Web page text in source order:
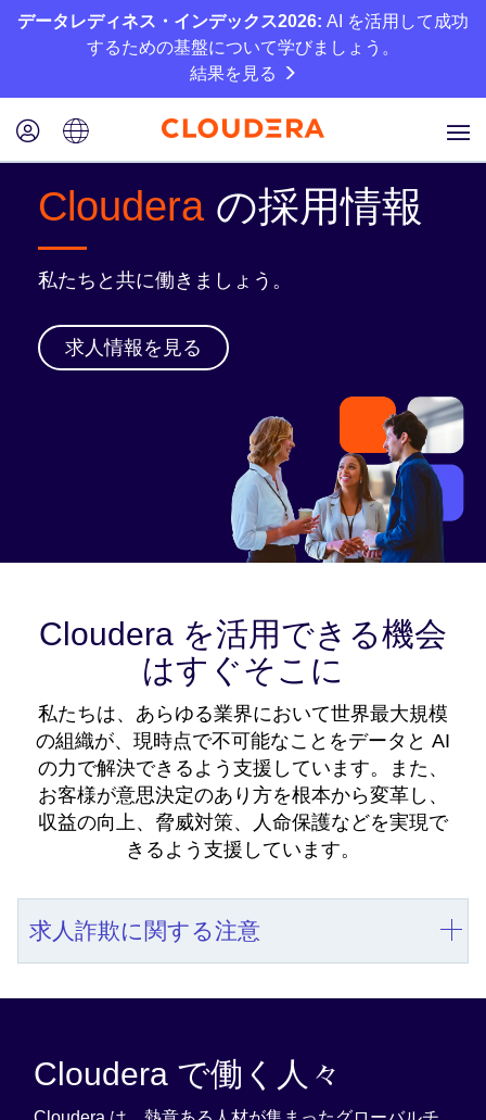
データレディネス・インデックス2026: AI を活用して成功
するための基盤について学びましょう。
結果を見る
Clouderaの採用情報
私たちと共に働きましょう。
求人情報を見る
Cloudera を活用できる機会
はすぐそこに
私たちは、あらゆる業界において世界最大規模
の組織が、現時点で不可能なことをデータと AI
の力で解決できるよう支援しています。また、
お客様が意思決定のあり方を根本から変革し、
収益の向上、脅威対策、人命保護などを実現で
きるよう支援しています。
求人詐欺に関する注意
Cloudera で働く人々